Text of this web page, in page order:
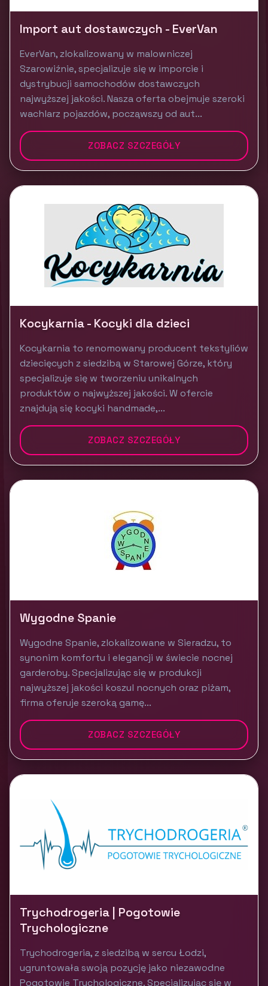
Import aut dostawczych - EverVan
EverVan, zlokalizowany w malowniczej
Szarowiźnie, specjalizuje się w imporcie i
dystrybucji samochodów dostawczych
najwyższej jakości. Nasza oferta obejmuje szeroki
wachlarz pojazdów, począwszy od aut...
ZOBACZ SZCZEGÓŁY
Kocykarnia - Kocyki dla dzieci
Kocykarnia to renomowany producent tekstyliów
dziecięcych z siedzibą w Starowej Górze, który
specjalizuje się w tworzeniu unikalnych
produktów o najwyższej jakości. W ofercie
znajdują się kocyki handmade,...
ZOBACZ SZCZEGÓŁY
Wygodne Spanie
Wygodne Spanie, zlokalizowane w Sieradzu, to
synonim komfortu i elegancji w świecie nocnej
garderoby. Specjalizując się w produkcji
najwyższej jakości koszul nocnych oraz piżam,
firma oferuje szeroką gamę...
ZOBACZ SZCZEGÓŁY
Trychodrogeria | Pogotowie
Trychologiczne
Trychodrogeria, z siedzibą w sercu Łodzi,
ugruntowała swoją pozycję jako niezawodne
Pogotowie Trychologiczne. Specjalizując się w